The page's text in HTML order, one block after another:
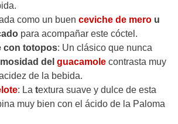
como un buen ceviche de mero u
para acompañar este cóctel.
con totopos: Un clásico que nunca
del guacamole contrasta muy
de la bebida.
: La textura suave y dulce de esta
muy bien con el ácido de la Paloma